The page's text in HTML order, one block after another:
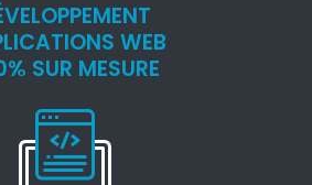
WEB
SUR MESURE